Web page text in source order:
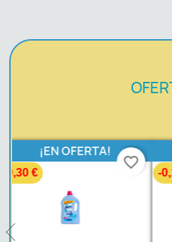
¡EN OFERTA!
-0,19 €
favorite_border